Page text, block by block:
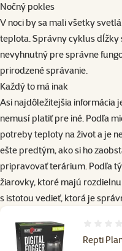
Nočný pokles
V noci by sa mali všetky
teplota. Správny cyklus
nevyhnutný pre správne
prirodzené správanie.
Každý to má inak
Asi najdôležitejšia informácia
nemusí platiť pre iné. Podľa
potreby teploty na život a je
ešte predtým, ako si ho
pripravovať terárium. Podľa
žiarovky, ktoré majú
s istotou vedieť, ktorá je
Repti